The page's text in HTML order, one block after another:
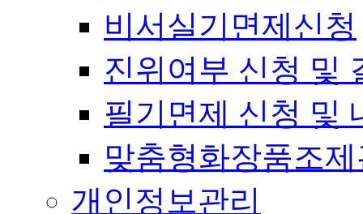
비서실기면제신청
진위여부 신청 및
필기면제 신청 및
맞춤형화장품조
개인정보관리